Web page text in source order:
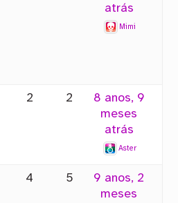
atrás
Mimi
2 2
8 anos, 9
meses
atrás
Aster
4 5
9 anos, 2
meses